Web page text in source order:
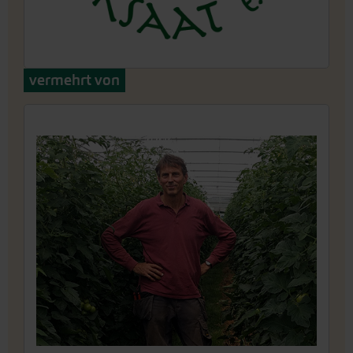
vermehrt von
Sativa Rheinau